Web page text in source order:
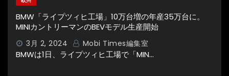
BMW「ライプツィヒ工場」10万台増の年産35万台に。
MINIカントリーマンのBEVモデル生産開始
3月 2, 2024 Mobi Times編集室
BMWは1日、ライプツィヒ工場で「MIN…